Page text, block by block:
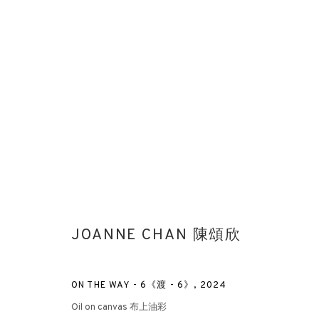
STAND 106 2024年6月27日 - 7月2日
藝博會
JOANNE CHAN 陳頌欣
ON THE WAY - 6《渡 - 6》 , 2024
Oil on canvas 布上油彩